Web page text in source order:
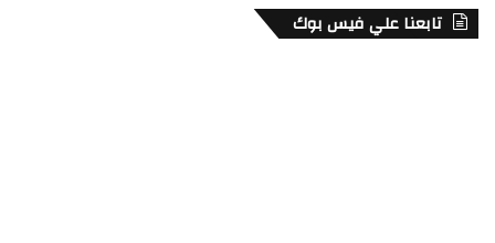
تابعنا علي فيس بوك